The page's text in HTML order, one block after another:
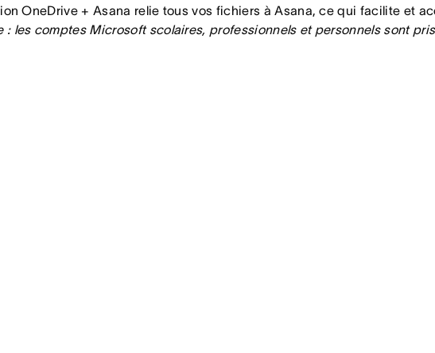
OneDrive + Asana relie tous vos fichiers à Asana, ce qui facilite et
: les comptes Microsoft scolaires, professionnels et personnels sont